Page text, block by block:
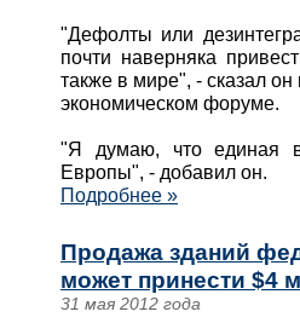
"Дефолты или
почти наверняка
также в мире", - сказал
экономическом форуме.
"Я думаю, что единая
Европы", - добавил он.
Подробнее »
Продажа зданий
может принести $4
31 мая 2012 года